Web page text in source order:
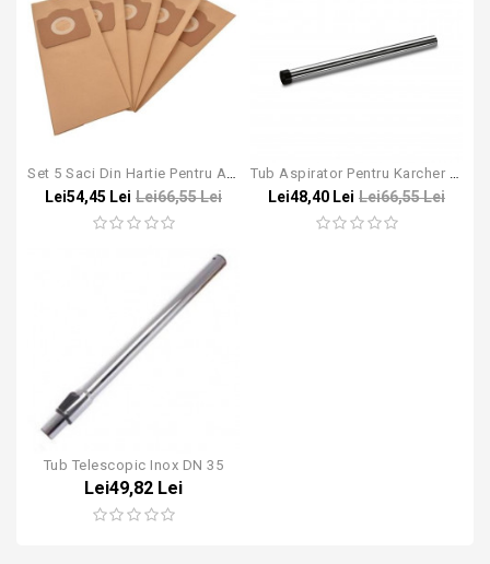
Set 5 Saci Din Hartie Pentru Aspiratorul Karcher NT 27/1
Lei54,45 Lei Lei66,55 Lei
Tub Aspirator Pentru Karcher NT65/2 NT72/2 NT70/2 DN40
Lei48,40 Lei Lei66,55 Lei
Tub Telescopic Inox DN 35
Lei49,82 Lei